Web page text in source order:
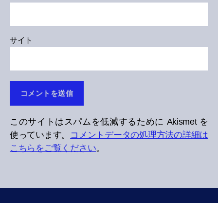
サイト
このサイトはスパムを低減するために Akismet を
使っています。 コメントデータの処理方法の詳細は
こちらをご覧ください。